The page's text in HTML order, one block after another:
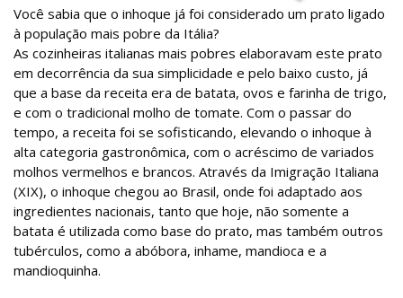
Você sabia que o inhoque já foi considerado um prato ligado
à população mais pobre da Itália?
As cozinheiras italianas mais pobres elaboravam este prato
em decorrência da sua simplicidade e pelo baixo custo, já
que a base da receita era de batata, ovos e farinha de trigo,
e com o tradicional molho de tomate. Com o passar do
tempo, a receita foi se sofisticando, elevando o inhoque à
alta categoria gastronômica, com o acréscimo de variados
molhos vermelhos e brancos. Através da Imigração Italiana
(XIX), o inhoque chegou ao Brasil, onde foi adaptado aos
ingredientes nacionais, tanto que hoje, não somente a
batata é utilizada como base do prato, mas também outros
tubérculos, como a abóbora, inhame, mandioca e a
mandioquinha.